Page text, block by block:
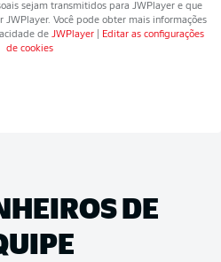
sejam transmitidos para JWPlayere que
JWPlayer. Você pode obter mais informações
de JWPlayer
Editar as configurações
de cookies
DE